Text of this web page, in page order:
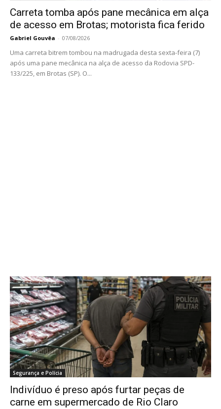
Carreta tomba após pane mecânica em alça
de acesso em Brotas; motorista fica ferido
Gabriel Gouvêa - 07/08/2026
Uma carreta bitrem tombou na madrugada desta sexta-feira (7)
após uma pane mecânica na alça de acesso da Rodovia SPD-
133/225, em Brotas (SP). O...
Segurança e Polícia
Indivíduo é preso após furtar peças de
carne em supermercado de Rio Claro